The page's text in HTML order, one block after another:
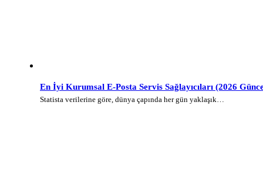
En İyi Kurumsal E-Posta Servis Sağlayıcıları (2026
Statista verilerine göre, dünya çapında her gün yaklaşık…